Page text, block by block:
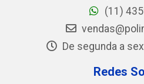
(11)
De segunda a
Redes